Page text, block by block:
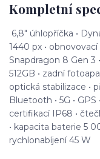
Kompletní
6,8" úhlopříčka •
1440 px •
Snapdragon 8 Gen 3
512GB • zadní
optická stabilizace •
Bluetooth • 5G •
certifikací IP68 •
• kapacita baterie 5
rychlonabíjení 45 W